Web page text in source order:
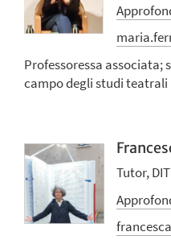
Professoressa associata;
campo degli studi teatrali
Tutor, DIT